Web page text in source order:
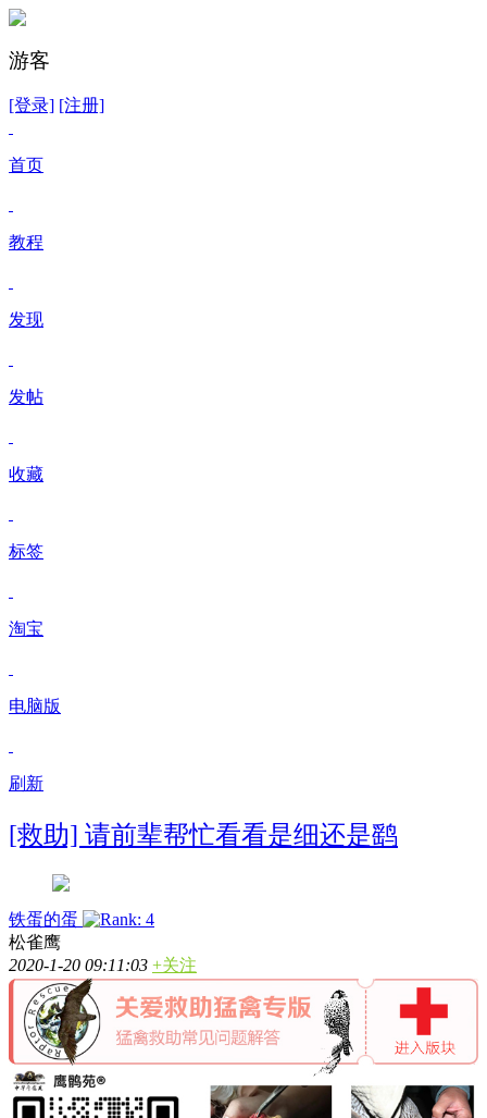
游客
[登录] [注册]
首页
教程
发现
发帖
收藏
标签
淘宝
电脑版
刷新
[救助] 请前辈帮忙看看是细还是鹞
铁蛋的蛋
松雀鹰
2020-1-20 09:11:03 +关注